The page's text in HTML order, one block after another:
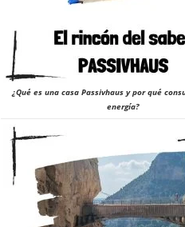
¿Qué es una casa Passivhaus y por qué
energía?